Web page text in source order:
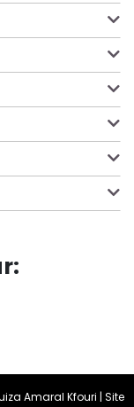
Amaral Kfouri | Site